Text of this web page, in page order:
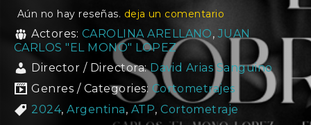
Aún no hay reseñas. deja un comentario
Actores: CAROLINA ARELLANO, JUAN
CARLOS "EL MONO" LOPEZ
Director / Directora:David Arias Sanguino
Genres / Categories: Cortometrajes
2024,Argentina, ATP, Cortometraje